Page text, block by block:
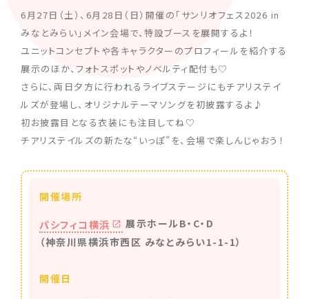
6月27日（土）、6月28日（日）開催の「サンリオフェス2026 in
みなとみらい」メイン会場で、特設ブースを展開するよ！
ユニットコンセプトや各キャラクターのプロフィールを紹介する
展示のほか、フォトスポットやノベルティ配付も♡
さらに、両日夕方に行われるライブステージにもチアリステイ
ルズが登場し、オリジナルテーマソングを初披露するよ♪
初お披露目となる衣装にも注目してね♡
チアリステイルズの新たな“いっぽ”を、会場で楽しんじゃおう！
開催場所
パシフィコ横浜
展示ホールB・C・D
（神奈川県横浜市西区 みなとみらい1-1-1）
開催日